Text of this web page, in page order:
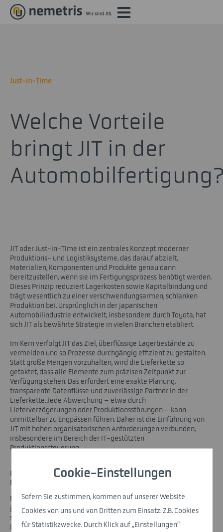
Cookie-Einstellungen
Sofern Sie zustimmen, kommen auf unserer Website
Cookies von uns und von Dritten zum Einsatz. Z.B. Cookies
für Statistikzwecke. Durch Klick auf „Einstellungen“
Just-in-Time
Welche Vorteile
bringt JIT in der
JIT oder Just-in-Time ist ein zentrales Konzept moderner
Produktions- und Logistiksysteme, das darauf abzielt,
Materialien, Komponenten und Produkte genau dann
bereitzustellen, wenn sie im Fertigungsprozess benötigt werden.
Dieses Prinzip reduziert Lagerkosten sowie Kapitalbindung und
trägt wesentlich zu einer verschwendungsarmen, schlanken
Produktion bei. Ursprünglich in der japanischen
Automobilindustrie entwickelt, insbesondere durch Toyota, hat
sich JIT als bewährte Strategie in vielen Branchen etabliert.
Im Kern verfolgt JIT das Ziel, überflüssige Lagerbestände zu
vermeiden und so Prozesse durchgängig effizient zu gestalten.
Statt große Mengen vorzuhalten, wird die Lieferkette so
getaktet, dass alle Elemente zum präzisen Zeitpunkt zur
Verfügung stehen. Das erfordert eine exakte Planung,
transparente Datenflüsse und zuverlässige Partner in der
Lieferkette. Jede Abweichung – etwa durch
Lieferverzögerungen oder Produktionsstörungen – kann
unmittelbar zu Engpässen führen. Daher ist die Einführung von
JIT mit hohen organisatorischen Anforderungen verbunden,
insbesondere im Bereich der IT-gestützten
Produktionssteuerung.
Die nemetris JIS-Software-Lösungenstellen eine
Erweiterung der JIT-Prozesse dar. Während Just-in-Time die
Basis für eine bedarfsgerechte Anlieferung bildet, geht
in-Sequenceeinen Schritt weiter und erhöht die Komplexität
sowie die Anforderungen an Datenintegration, Planung und
Lieferlogistik. Diese Sequenzorientierung ist besonders in der